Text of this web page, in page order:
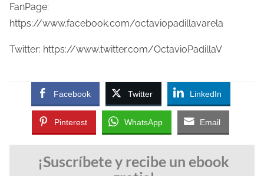
FanPage:
https://www.facebook.com/octaviopadillavarela
Twitter: https://www.twitter.com/OctavioPadillaV
Facebook Twitter LinkedIn
Pinterest WhatsApp Email